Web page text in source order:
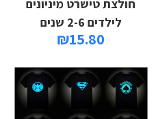
חולצת טישרט מיניונים
לילדים 2-6 שנים
₪15.80